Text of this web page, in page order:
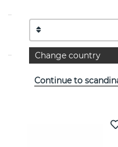
EIGENSCHAFTEN
Change country
Continue to